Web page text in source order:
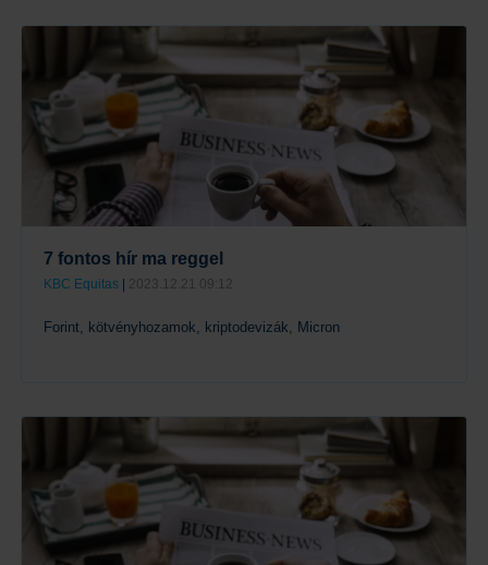
7 fontos hír ma reggel
KBC Equitas | 2023.12.21 09:12
Forint, kötvényhozamok, kriptodevizák, Micron